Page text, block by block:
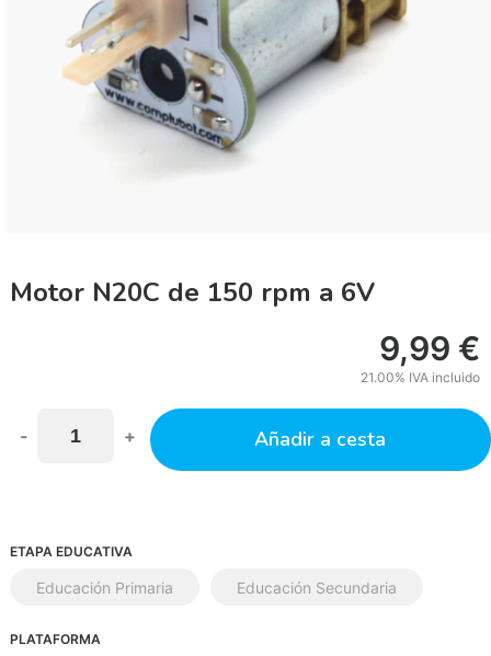
Motor N20C de 150 rpm a 6V
9,99 €
21.00% IVA incluido
- + Añadir a cesta
ETAPA EDUCATIVA
Educación Primaria Educación Secundaria
PLATAFORMA